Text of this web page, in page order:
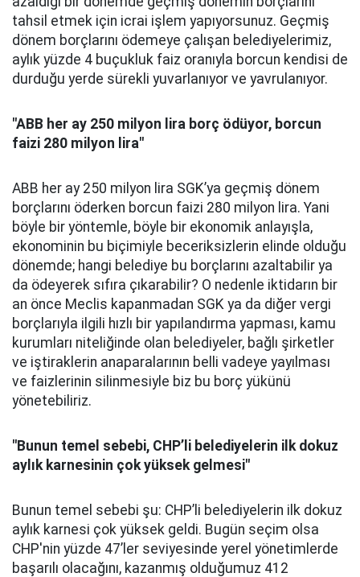
tahsil etmek için icrai işlem yapıyorsunuz. Geçmiş
dönem borçlarını ödemeye çalışan belediyelerimiz,
aylık yüzde 4 buçukluk faiz oranıyla borcun kendisi de
durduğu yerde sürekli yuvarlanıyor ve yavrulanıyor.
"ABB her ay 250 milyon lira borç ödüyor, borcun
faizi 280 milyon lira"
ABB her ay 250 milyon lira SGK’ya geçmiş dönem
borçlarını öderken borcun faizi 280 milyon lira. Yani
böyle bir yöntemle, böyle bir ekonomik anlayışla,
ekonominin bu biçimiyle beceriksizlerin elinde olduğu
dönemde; hangi belediye bu borçlarını azaltabilir ya
da ödeyerek sıfıra çıkarabilir? O nedenle iktidarın bir
an önce Meclis kapanmadan SGK ya da diğer vergi
borçlarıyla ilgili hızlı bir yapılandırma yapması, kamu
kurumları niteliğinde olan belediyeler, bağlı şirketler
ve iştiraklerin anaparalarının belli vadeye yayılması
ve faizlerinin silinmesiyle biz bu borç yükünü
yönetebiliriz.
"Bunun temel sebebi, CHP’li belediyelerin ilk dokuz
aylık karnesinin çok yüksek gelmesi"
Bunun temel sebebi şu: CHP’li belediyelerin ilk dokuz
aylık karnesi çok yüksek geldi. Bugün seçim olsa
CHP'nin yüzde 47’ler seviyesinde yerel yönetimlerde
başarılı olacağını, kazanmış olduğumuz 412